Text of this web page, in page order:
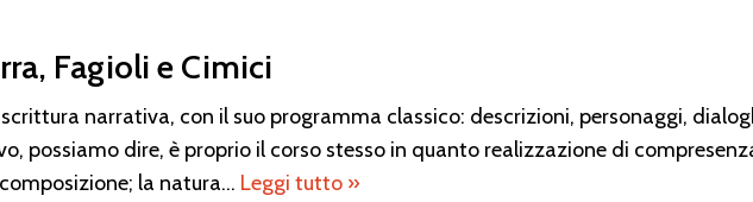
Fagioli e Cimici
narrativa, con il suo programma classico: descrizioni, personaggi,
possiamo dire, è proprio il corso stesso in quanto realizzazione di
la natura… Leggi tutto »